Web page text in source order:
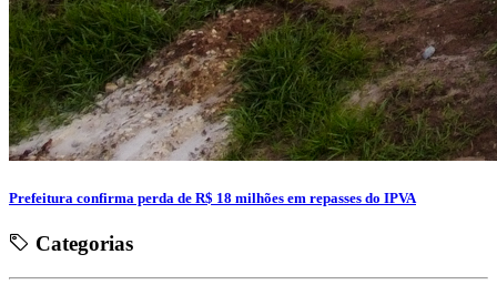
Prefeitura confirma perda de R$ 18 milhões em repasses do IPVA
Categorias